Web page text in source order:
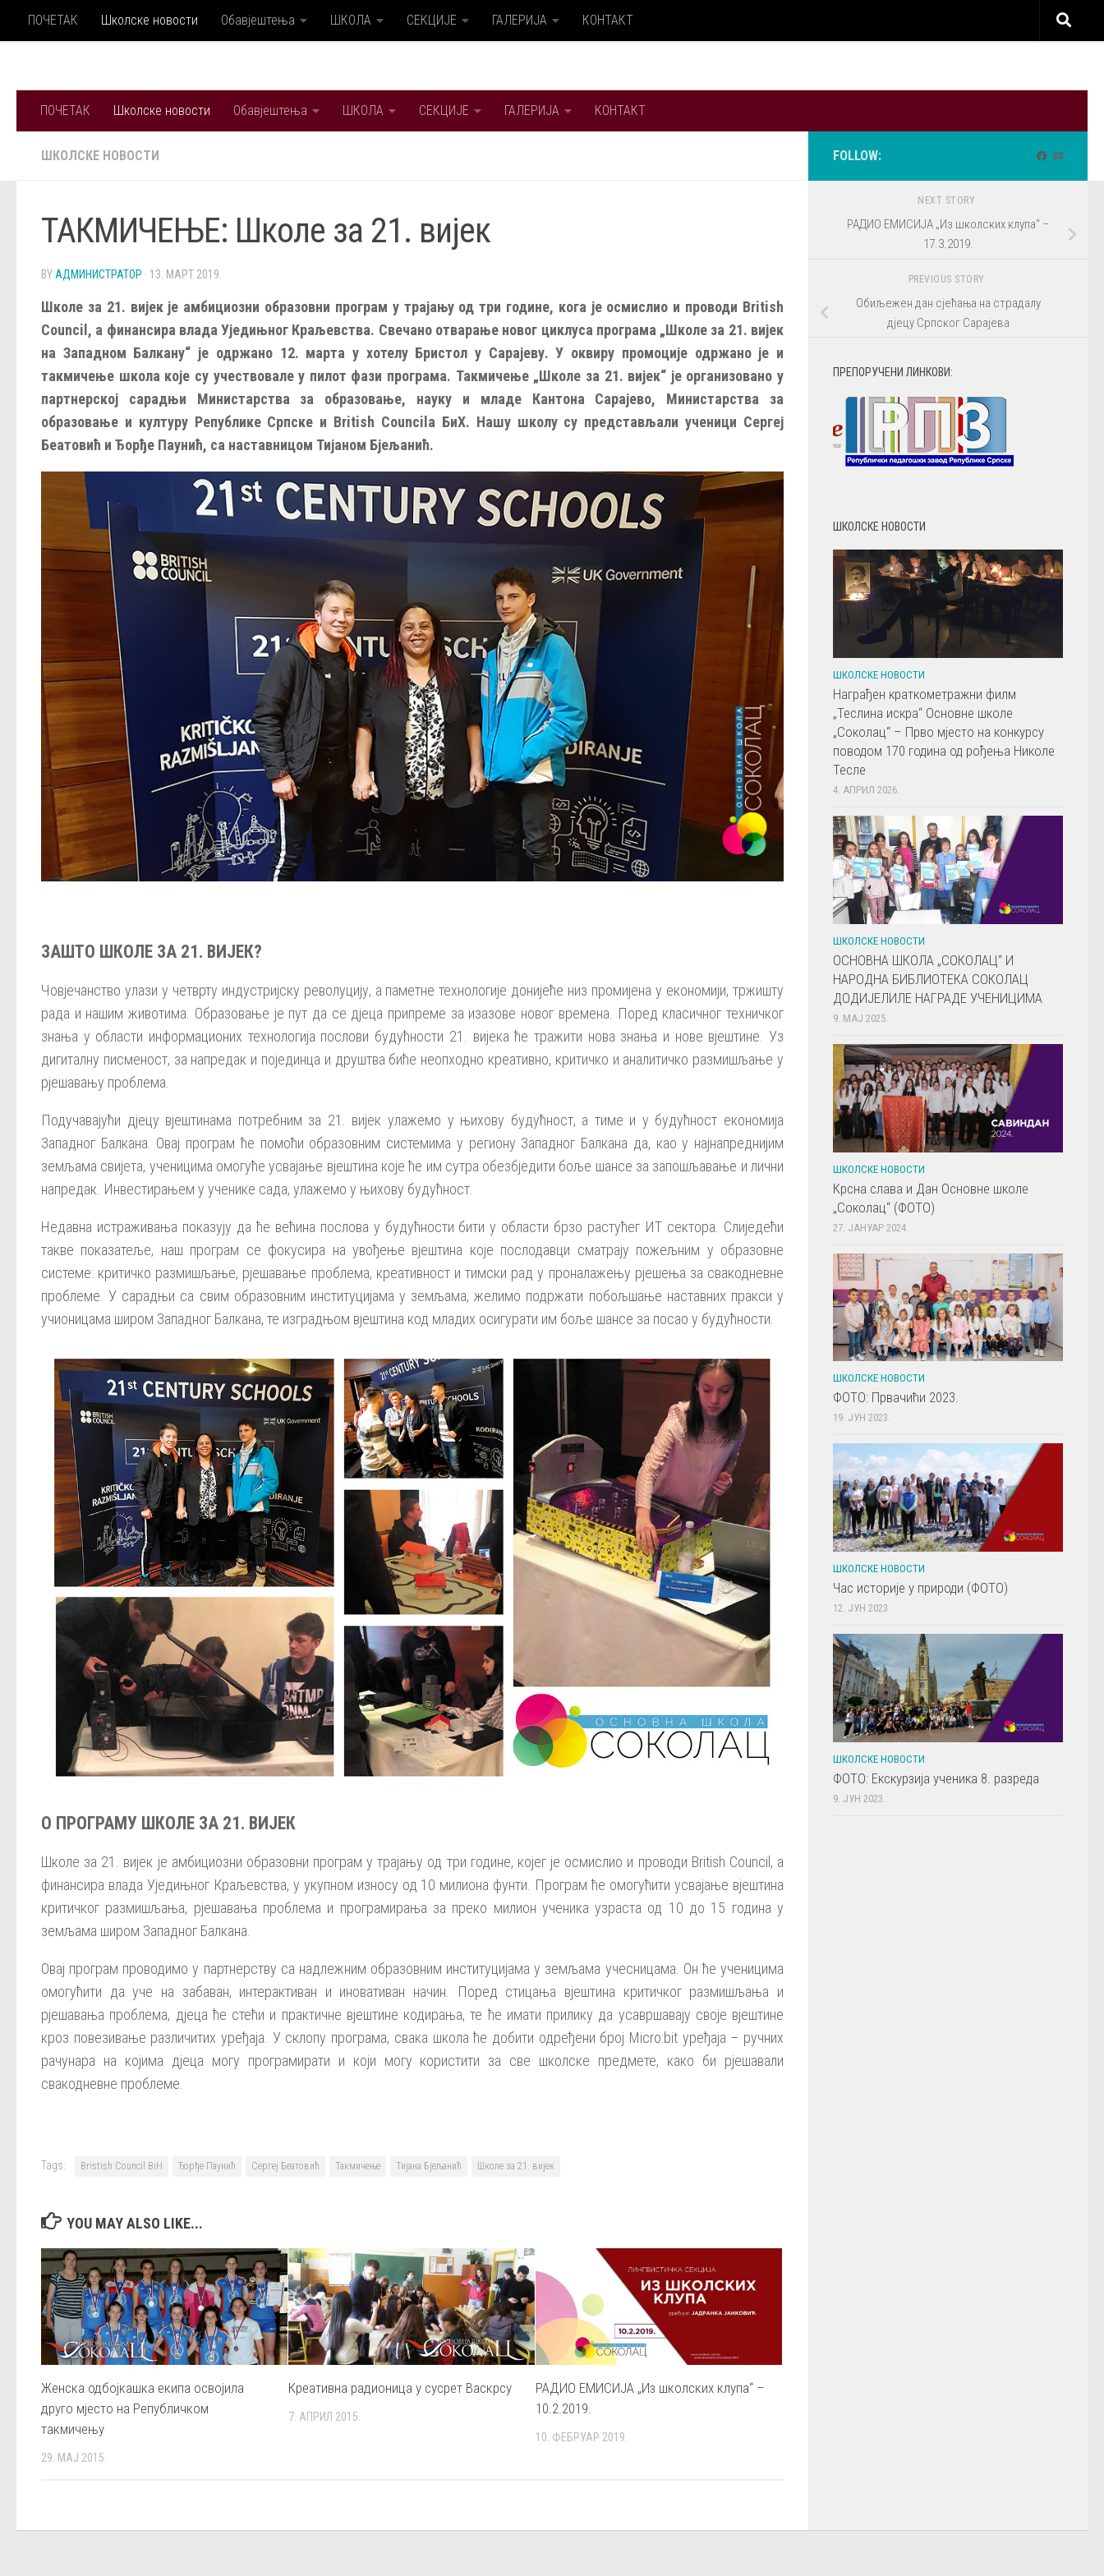
Skip to content
ПОЧЕТАК Школске новости Обавјештења ШКОЛА СЕКЦИЈЕ ГАЛЕРИЈА КОНТАКТ
ПОЧЕТАК Школске новости Обавјештења ШКОЛА СЕКЦИЈЕ ГАЛЕРИЈА КОНТАКТ
ШКОЛСКЕ НОВОСТИ
ТАКМИЧЕЊЕ: Школе за 21. вијек
BY АДМИНИСТРАТОР · 13. МАРТ 2019.
Школе за 21. вијек је амбициозни образовни програм у трајању од три године, кога је осмислио и проводи British
Council, а финансира влада Уједињног Краљевства. Свечано отварање новог циклуса програма „Школе за 21. вијек
на Западном Балкану“ је одржано 12. марта у хотелу Бристол у Сарајеву. У оквиру промоције одржано је и
такмичење школа које су учествовале у пилот фази програма. Такмичење „Школе за 21. вијек“ је организовано у
партнерској сарадњи Министарства за образовање, науку и младе Кантона Сарајево, Министарства за
образовање и културу Републике Српске и British Councila БиХ. Нашу школу су представљали ученици Сергеј
Беатовић и Ђорђе Паунић, са наставницом Тијаном Бјељанић.
ЗАШТО ШКОЛЕ ЗА 21. ВИЈЕК?
Човјечанство улази у четврту индустријску револуцију, а паметне технологије донијеће низ промијена у економији, тржишту
рада и нашим животима. Образовање је пут да се дјеца припреме за изазове новог времена. Поред класичног техничког
знања у области информационих технологија послови будућности 21. вијека ће тражити нова знања и нове вјештине. Уз
дигиталну писменост, за напредак и појединца и друштва биће неопходно креативно, критичко и аналитичко размишљање у
рјешавању проблема.
Подучавајући дјецу вјештинама потребним за 21. вијек улажемо у њихову будућност, а тиме и у будућност економија
Западног Балкана. Овај програм ће помоћи образовним системима у региону Западног Балкана да, као у најнапреднијим
земљама свијета, ученицима омогуће усвајање вјештина које ће им сутра обезбједити боље шансе за запошљавање и лични
напредак. Инвестирањем у ученике сада, улажемо у њихову будућност.
Недавна истраживања показују да ће већина послова у будућности бити у области брзо растућег ИТ сектора. Слиједећи
такве показатеље, наш програм се фокусира на увођење вјештина које послодавци сматрају пожељним у образовне
системе: критичко размишљање, рјешавање проблема, креативност и тимски рад у проналажењу рјешења за свакодневне
проблеме. У сарадњи са свим образовним институцијама у земљама, желимо подржати побољшање наставних пракси у
учионицама широм Западног Балкана, те изградњом вјештина код младих осигурати им боље шансе за посао у будућности.
О ПРОГРАМУ ШКОЛЕ ЗА 21. ВИЈЕК
Школе за 21. вијек је амбициозни образовни програм у трајању од три године, којег је осмислио и проводи British Council, а
финансира влада Уједињног Краљевства, у укупном износу од 10 милиона фунти. Програм ће омогућити усвајање вјештина
критичког размишљања, рјешавања проблема и програмирања за преко милион ученика узраста од 10 до 15 година у
земљама широм Западног Балкана.
Овај програм проводимо у партнерству са надлежним образовним институцијама у земљама учесницама. Он ће ученицима
омогућити да уче на забаван, интерактиван и иновативан начин. Поред стицања вјештина критичког размишљања и
рјешавања проблема, дјеца ће стећи и практичне вјештине кодирања, те ће имати прилику да усавршавају своје вјештине
кроз повезивање различитих уређаја. У склопу програма, свака школа ће добити одређени број Micro:bit уређаја – ручних
рачунара на којима дјеца могу програмирати и који могу користити за све школске предмете, како би рјешавали
свакодневне проблеме.
Tags: Bristish Council BiH Ђорђе Паунић Сергеј Беатовић Такмичење Тијана Бјељанић Школе за 21. вијек
YOU MAY ALSO LIKE...
Женска одбојкашка екипа освојила
друго мјесто на Републичком
такмичењу
29. МАЈ 2015.
Креативна радионица у сусрет Васкрсу
7. АПРИЛ 2015.
РАДИО ЕМИСИЈА „Из школских клупа“ –
10.2.2019.
10. ФЕБРУАР 2019.
FOLLOW:
NEXT STORY
РАДИО ЕМИСИЈА „Из школских клупа“ –
17.3.2019.
PREVIOUS STORY
Обиљежен дан сјећања на страдалу
дјецу Српског Сарајева
ПРЕПОРУЧЕНИ ЛИНКОВИ:
ШКОЛСКЕ НОВОСТИ
ШКОЛСКЕ НОВОСТИ
Награђен краткометражни филм
„Теслина искра“ Основне школе
„Соколац“ – Прво мјесто на конкурсу
поводом 170 година од рођења Николе
Тесле
4. АПРИЛ 2026.
ШКОЛСКЕ НОВОСТИ
ОСНОВНА ШКОЛА „СОКОЛАЦ“ И
НАРОДНА БИБЛИОТЕКА СОКОЛАЦ
ДОДИЈЕЛИЛЕ НАГРАДЕ УЧЕНИЦИМА
9. МАЈ 2025.
ШКОЛСКЕ НОВОСТИ
Крсна слава и Дан Основне школе
„Соколац“ (ФОТО)
27. ЈАНУАР 2024.
ШКОЛСКЕ НОВОСТИ
ФОТО: Првачићи 2023.
19. ЈУН 2023.
ШКОЛСКЕ НОВОСТИ
Час историје у природи (ФОТО)
12. ЈУН 2023.
ШКОЛСКЕ НОВОСТИ
ФОТО: Екскурзија ученика 8. разреда
9. ЈУН 2023.